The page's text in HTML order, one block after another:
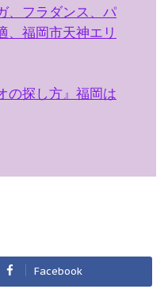
、フラダンス、パ
、福岡市天神エリ
の探し方』福岡は
Facebook